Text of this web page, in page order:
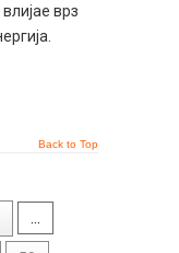
врз
Back to Top